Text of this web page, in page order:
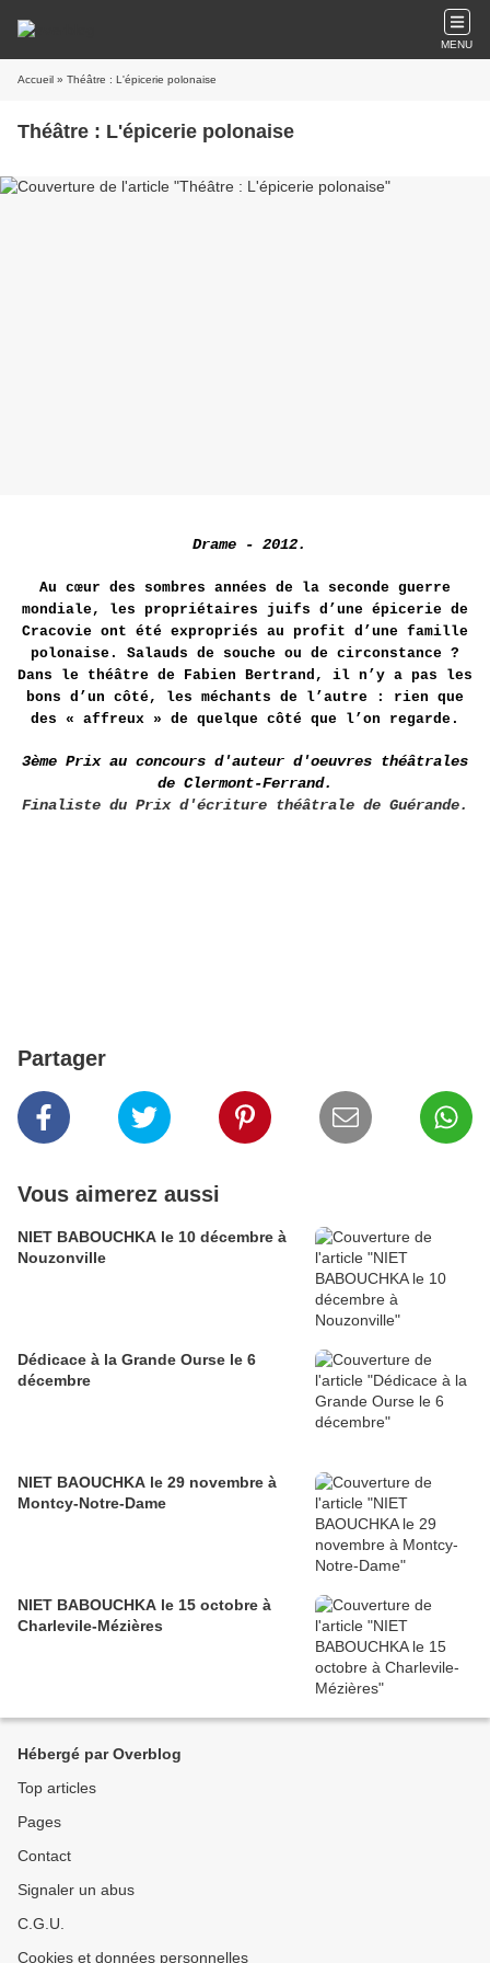
MENU
Accueil » Théâtre : L'épicerie polonaise
Théâtre : L'épicerie polonaise
Drame - 2012.
Au cœur des sombres années de la seconde guerre
mondiale, les propriétaires juifs d’une épicerie de
Cracovie ont été expropriés au profit d’une famille
polonaise. Salauds de souche ou de circonstance ?
Dans le théâtre de Fabien Bertrand, il n’y a pas les
bons d’un côté, les méchants de l’autre : rien que
des « affreux » de quelque côté que l’on regarde.
3ème Prix au concours d'auteur d'oeuvres théâtrales
de Clermont-Ferrand.
Finaliste du Prix d'écriture théâtrale de Guérande.
Partager
Vous aimerez aussi
NIET BABOUCHKA le 10 décembre à
Nouzonville
Dédicace à la Grande Ourse le 6
décembre
NIET BAOUCHKA le 29 novembre à
Montcy-Notre-Dame
NIET BABOUCHKA le 15 octobre à
Charlevile-Mézières
Hébergé par Overblog
Top articles
Pages
Contact
Signaler un abus
C.G.U.
Cookies et données personnelles